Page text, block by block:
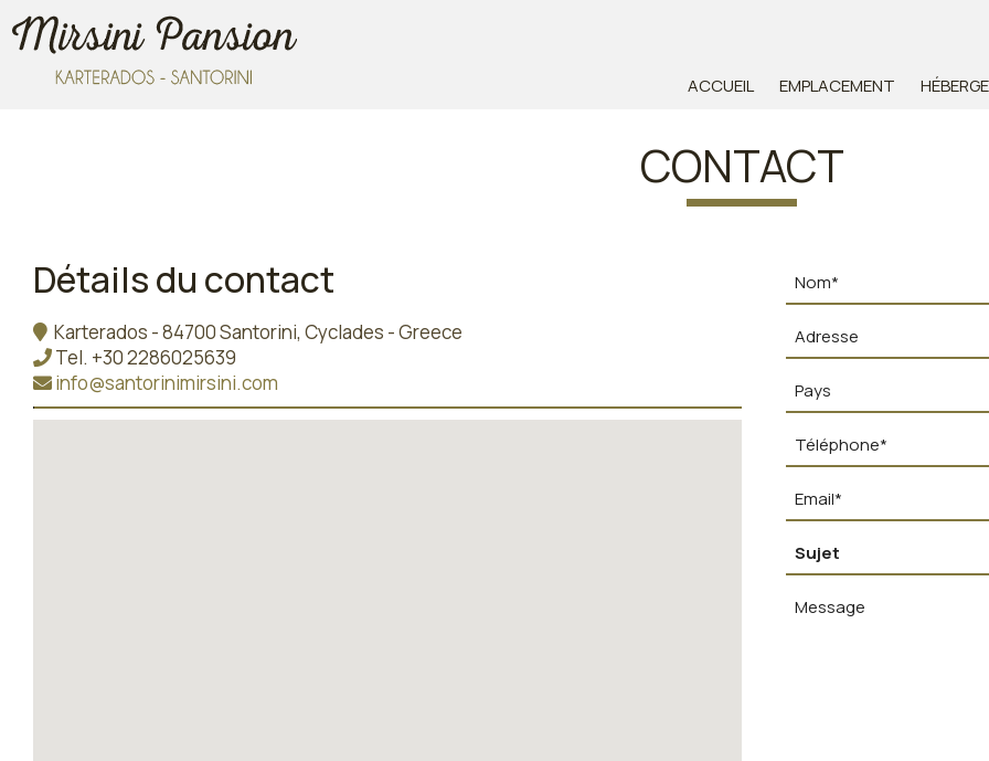
ACCUEIL EMPLACEMENT
CONTACT
Détails du contact
Karterados - 84700 Santorini, Cyclades - Greece
Tel. +30 2286025639
info@santorinimirsini.com